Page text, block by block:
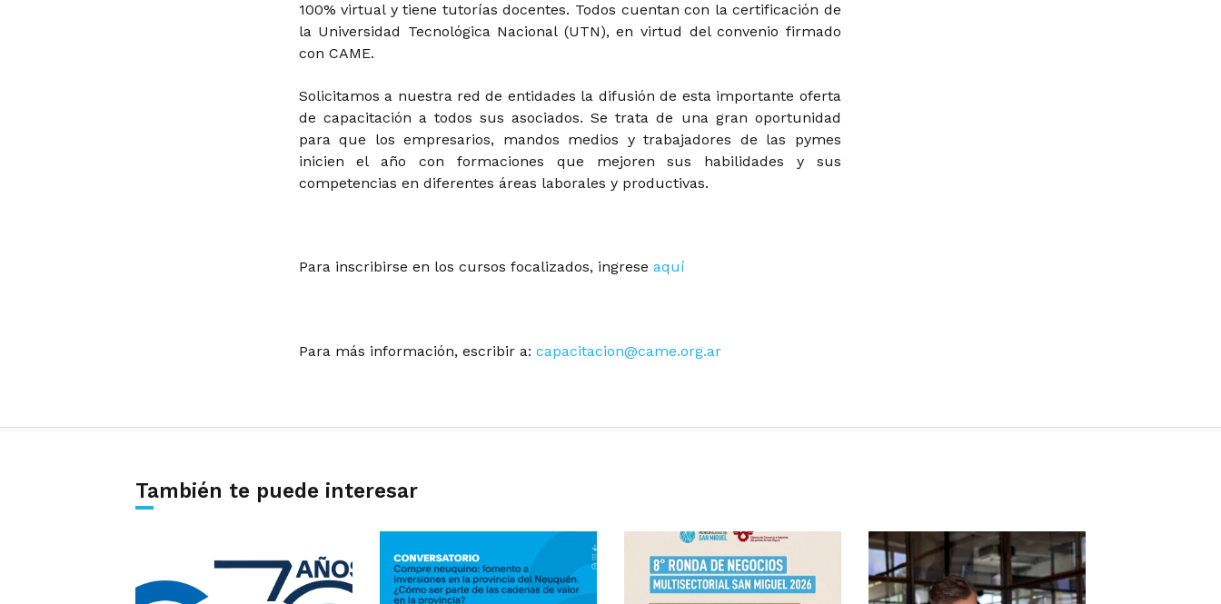
100% virtual y tiene tutorías docentes. Todos cuentan con la certificación de
la Universidad Tecnológica Nacional (UTN), en virtud del convenio firmado
con CAME.
Solicitamos a nuestra red de entidades la difusión de esta importante oferta
de capacitación a todos sus asociados. Se trata de una gran oportunidad
para que los empresarios, mandos medios y trabajadores de las pymes
inicien el año con formaciones que mejoren sus habilidades y sus
competencias en diferentes áreas laborales y productivas.
Para inscribirse en los cursos focalizados, ingrese aquí
Para más información, escribir a: capacitacion@came.org.ar
También te puede interesar